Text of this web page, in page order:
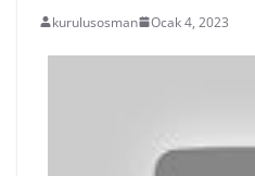
kurulusosman Ocak 4, 2023